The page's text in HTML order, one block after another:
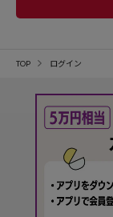
TOP ログイン